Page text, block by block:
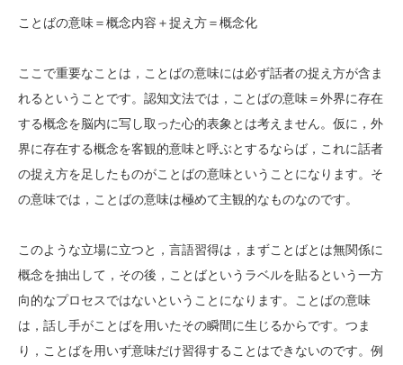
ことばの意味＝概念内容＋捉え方＝概念化
ここで重要なことは，ことばの意味には必ず話者の捉え方が含ま
れるということです。認知文法では，ことばの意味＝外界に存在
する概念を脳内に写し取った心的表象とは考えません。仮に，外
界に存在する概念を客観的意味と呼ぶとするならば，これに話者
の捉え方を足したものがことばの意味ということになります。そ
の意味では，ことばの意味は極めて主観的なものなのです。
このような立場に立つと，言語習得は，まずことばとは無関係に
概念を抽出して，その後，ことばというラベルを貼るという一方
向的なプロセスではないということになります。ことばの意味
は，話し手がことばを用いたその瞬間に生じるからです。つま
り，ことばを用いず意味だけ習得することはできないのです。例